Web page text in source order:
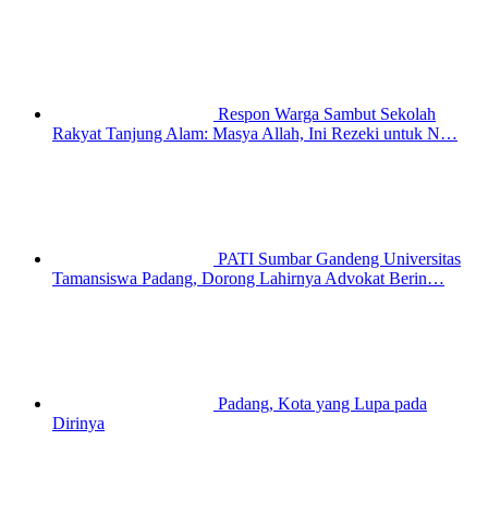
Respon Warga Sambut Sekolah
Rakyat Tanjung Alam: Masya Allah, Ini Rezeki untuk N…
PATI Sumbar Gandeng Universitas
Tamansiswa Padang, Dorong Lahirnya Advokat Berin…
Padang, Kota yang Lupa pada
Dirinya